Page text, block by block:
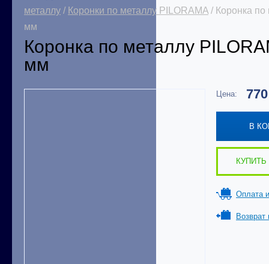
металлу / Коронки по металлу PILORAMA / Коронка
мм
Коронка по металлу
мм
Цена:
В
КУПИТЬ
Оплата
Возврат